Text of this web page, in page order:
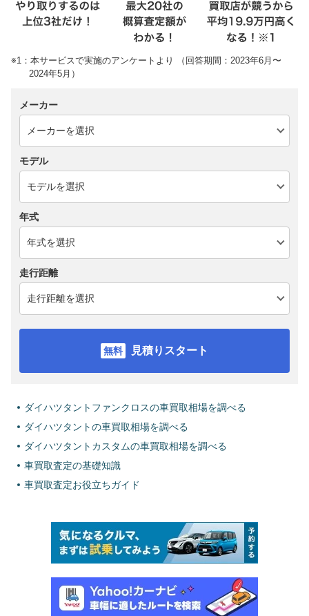
※1：本サービスで実施のアンケートより （回答期間：2023年6月〜
2024年5月）
メーカー
モデル
年式
走行距離
見積りスタート
ダイハツタントファンクロスの車買取相場を調べる
ダイハツタントの車買取相場を調べる
ダイハツタントカスタムの車買取相場を調べる
車買取査定の基礎知識
車買取査定お役立ちガイド